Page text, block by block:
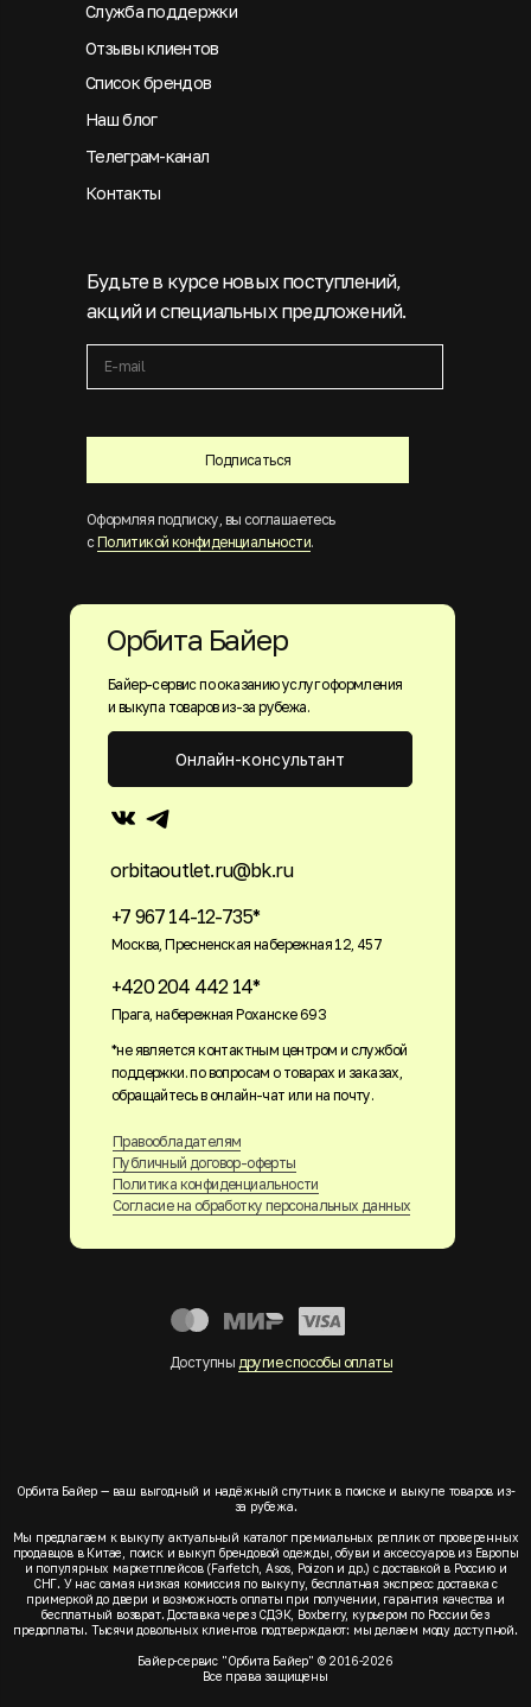
Подписаться
Будьте в курсе новых поступлений,
акций и специальных предложений.
Оформляя подписку, вы соглашаетесь
с Политикой конфиденциальности.
Служба поддержки
Отзывы клиентов
Список брендов
Наш блог
Телеграм-канал
Контакты
Байер-сервис по оказанию услуг оформления
и выкупа товаров из-за рубежа.
+7 967 14-12-735*
Москва, Пресненская набережная 12, 457
+420 204 442 14*
Прага, набережная Роханске 693
orbitaoutlet.ru@bk.ru
Правообладателям
Публичный договор-оферты
Политика конфиденциальности
Согласие на обработку персональных данных
Онлайн-консультант
Орбита Байер
Доступны другие способы оплаты
*не является контактным центром и службой
поддержки. по вопросам о товарах и заказах,
обращайтесь в онлайн-чат или на почту.
Орбита Байер — ваш выгодный и надёжный спутник в поиске и выкупе товаров из-
за рубежа.
Мы предлагаем к выкупу актуальный каталог премиальных реплик от проверенных
продавцов в Китае, поиск и выкуп брендовой одежды, обуви и аксессуаров из Европы
и популярных маркетплейсов (Farfetch, Asos, Poizon и др.) с доставкой в Россию и
СНГ. У нас самая низкая комиссия по выкупу, бесплатная экспресс доставка с
примеркой до двери и возможность оплаты при получении, гарантия качества и
бесплатный возврат. Доставка через СДЭК, Boxberry, курьером по России без
предоплаты. Тысячи довольных клиентов подтверждают: мы делаем моду доступной.
Байер-сервис "Орбита Байер" © 2016-2026
Все права защищены